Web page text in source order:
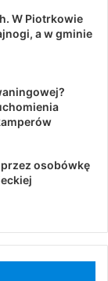
W Piotrkowie
a w gminie
osobówkę